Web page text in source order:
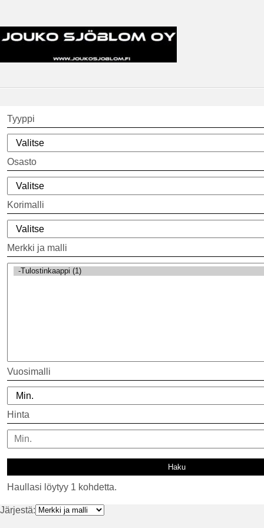
Tyyppi
Osasto
Korimalli
Merkki ja malli
Vuosimalli
Hinta
Haullasi löytyy 1 kohdetta.
Järjestä: